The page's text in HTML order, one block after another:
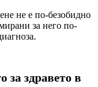
не е по-безобидно
за него по-
за здравето в